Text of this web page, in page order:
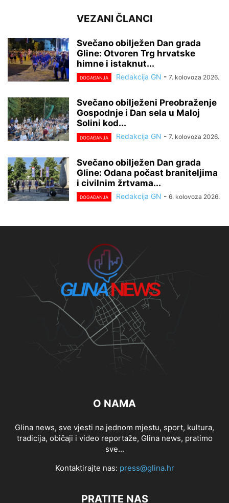
VEZANI ČLANCI
Svečano obilježen Dan grada
Gline: Otvoren Trg hrvatske
himne i istaknut...
DOGAĐANJA Redakcija GN - 7. kolovoza 2026.
Svečano obilježeni Preobraženje
Gospodnje i Dan sela u Maloj
Solini kod...
DOGAĐANJA Redakcija GN - 7. kolovoza 2026.
Svečano obilježen Dan grada
Gline: Odana počast braniteljima
i civilnim žrtvama...
DOGAĐANJA Redakcija GN - 6. kolovoza 2026.
O NAMA
Glina news, sve vjesti na jednom mjestu, sport, kultura,
tradicija, običaji i video reportaže, Glina news, pratimo
sve...
Kontaktirajte nas: press@glina.hr
PRATITE NAS